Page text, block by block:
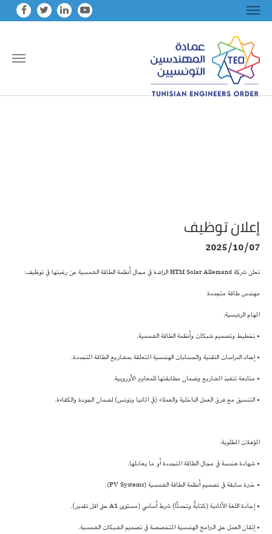
إعلان توظيف
2025/10/07
تعلن شركة HTM Solar Allemand الرائدة في مجال أنظمة الطاقة الشمسية عن رغبتها في توظيف:
مهندس طاقة متجددة
المهام الرئيسية:
• تخطيط وتصميم شبكات وأنظمة الطاقة الشمسية.
• إعداد الدراسات التقنية والحسابات الهندسية المتعلقة بمشاريع الطاقة المتجددة.
• متابعة تنفيذ المشاريع وضمان مطابقتها للمعايير الأوروبية.
• التنسيق مع فرق العمل الداخلية والعملاء (في المانيا وتونس) لضمان الجودة والكفاءة.
المؤهلات المطلوبة:
• شهادة هندسة في مجال الطاقة المتجددة أو ما يعادلها.
• خبرة سابقة في تصميم أنظمة الطاقة الشمسية (PV Systems).
• إجادة اللغة الألمانية (كتابةً وتحدثًا) شرط أساسي (مستوى A1 على اقل تقدير).
• إتقان العمل على البرامج الهندسية المتخصصة في تصميم الشبكات الشمسية.